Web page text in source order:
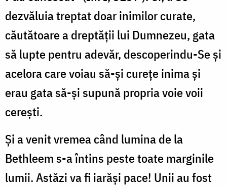
dezvăluia treptat doar inimilor curate,
căutătoare a dreptăţii lui Dumnezeu, gata
să lupte pentru adevăr, descoperindu-Se şi
acelora care voiau să-şi cureţe inima şi
erau gata să-şi supună propria voie voii
cereşti.
Şi a venit vremea când lumina de la
Bethleem s-a întins peste toate marginile
lumii. Astăzi va fi iarăşi pace! Unii au fost